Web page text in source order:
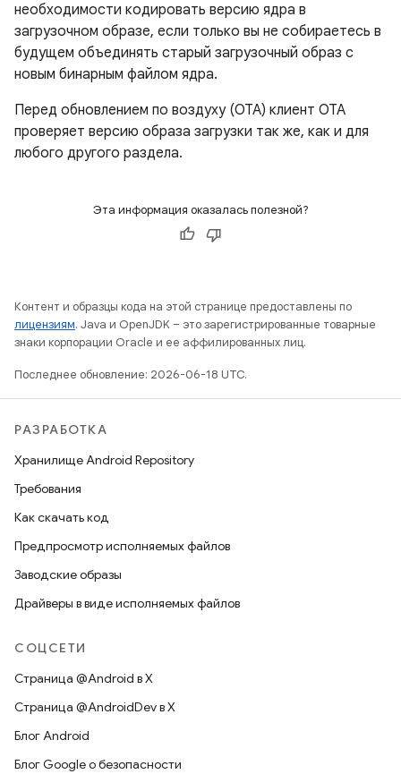
необходимости кодировать версию ядра в
загрузочном образе, если только вы не собираетесь в
будущем объединять старый загрузочный образ с
новым бинарным файлом ядра.
Перед обновлением по воздуху (OTA) клиент OTA
проверяет версию образа загрузки так же, как и для
любого другого раздела.
Эта информация оказалась полезной?
Контент и образцы кода на этой странице предоставлены по
лицензиям. Java и OpenJDK – это зарегистрированные товарные
знаки корпорации Oracle и ее аффилированных лиц.
Последнее обновление: 2026-06-18 UTC.
РАЗРАБОТКА
Хранилище Android Repository
Требования
Как скачать код
Предпросмотр исполняемых файлов
Заводские образы
Драйверы в виде исполняемых файлов
СОЦСЕТИ
Страница @Android в X
Страница @AndroidDev в X
Блог Android
Блог Google о безопасности